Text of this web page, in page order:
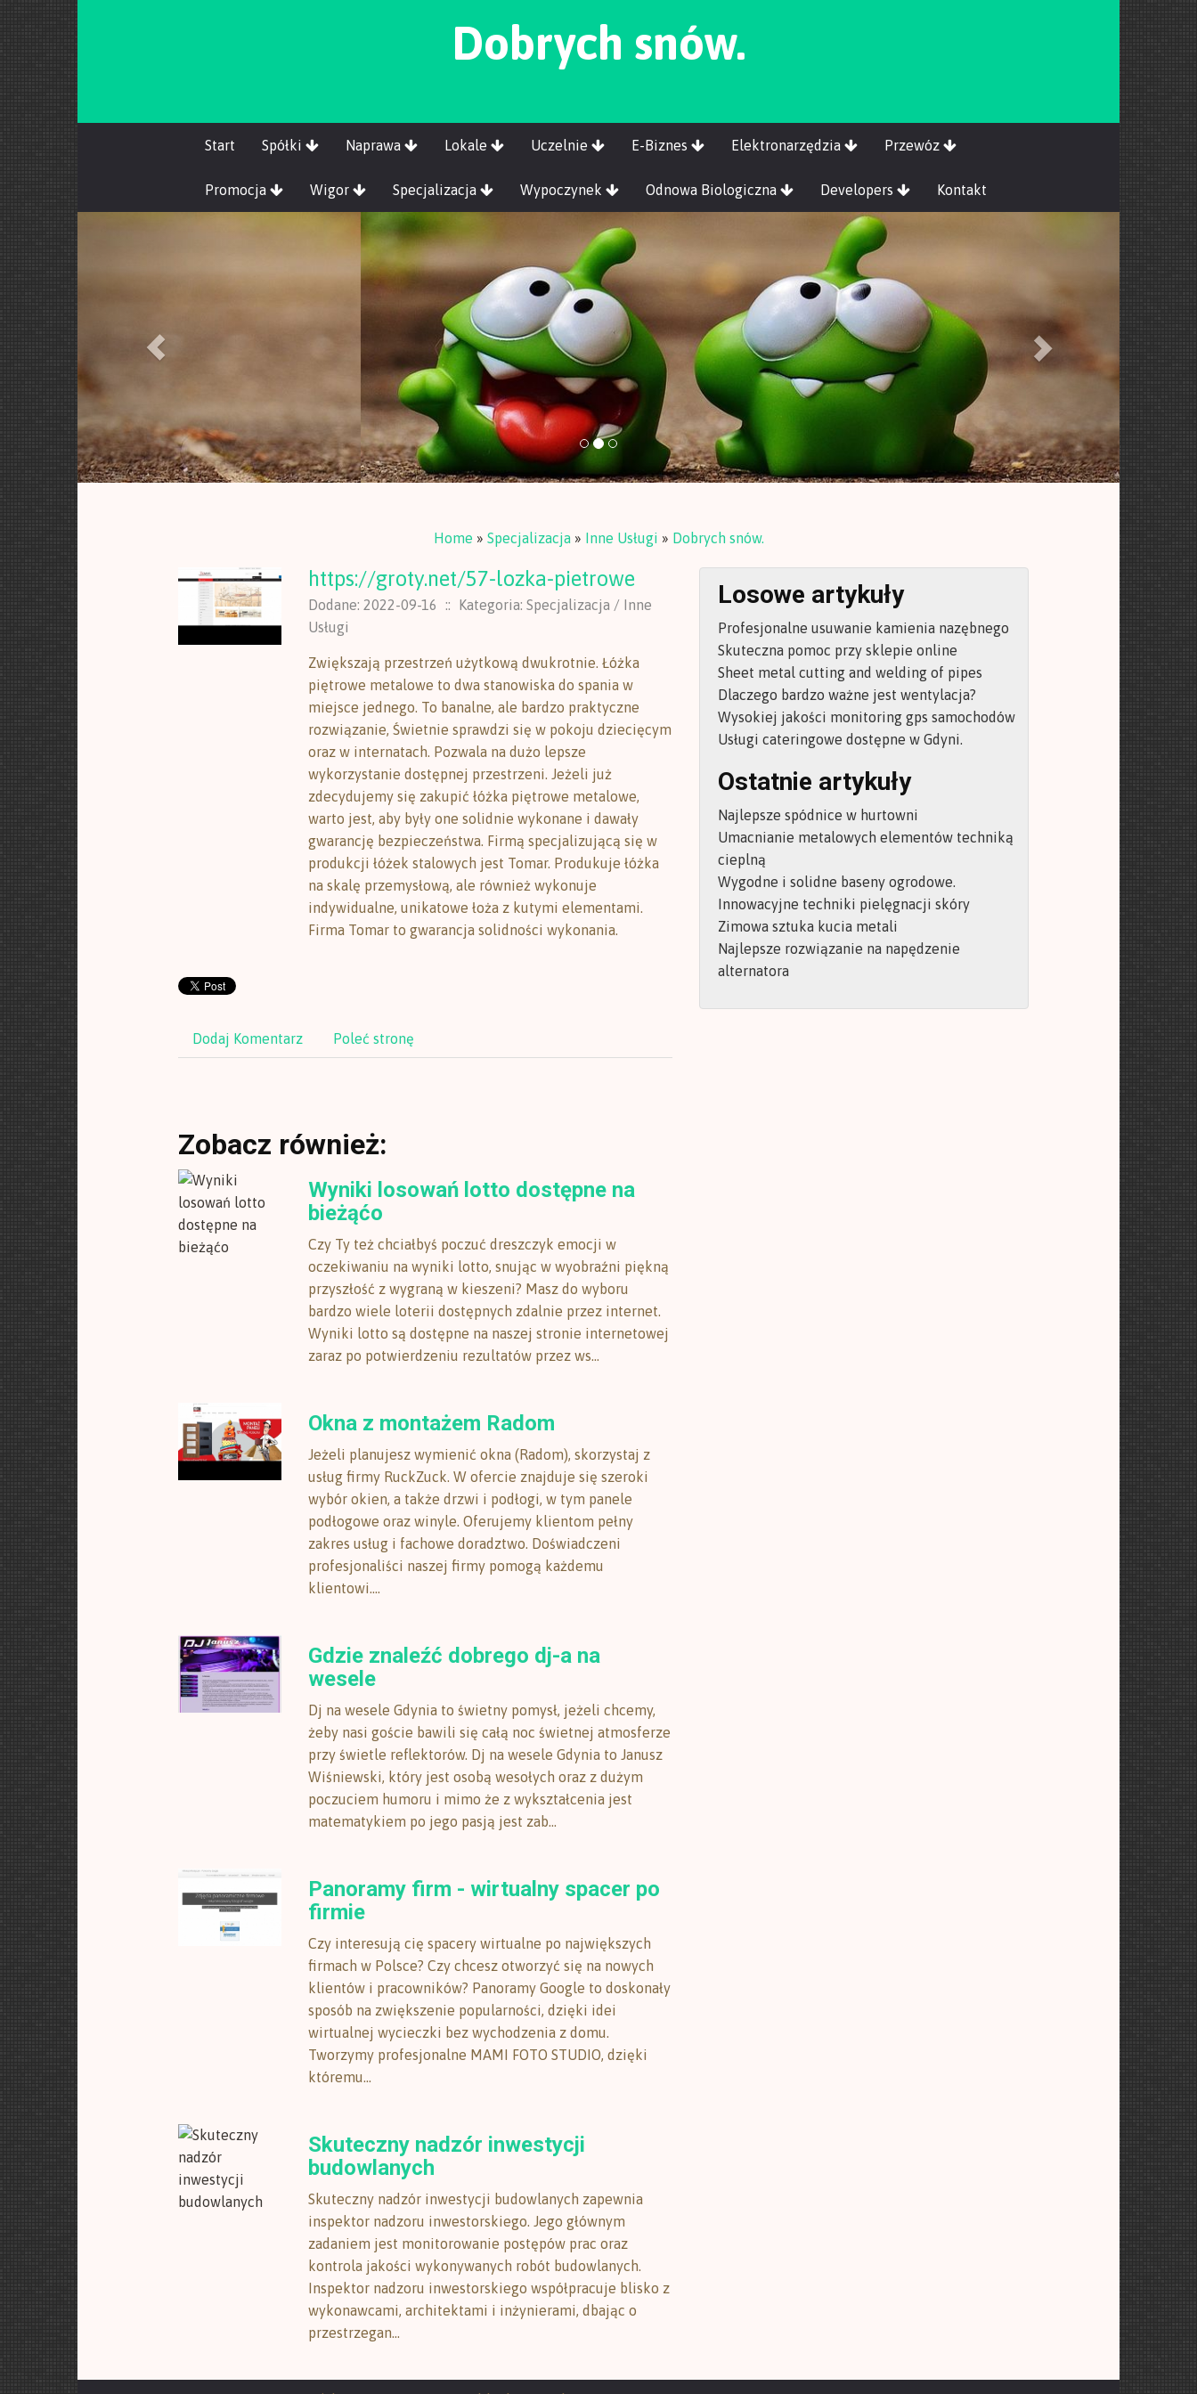
Dobrych snów.
Start Spółki Naprawa Lokale Uczelnie E-Biznes Elektronarzędzia Przewóz
Promocja Wigor Specjalizacja Wypoczynek Odnowa Biologiczna Developers Kontakt
Home » Specjalizacja» Inne Usługi » Dobrych snów.
https://groty.net/57-lozka-pietrowe
Dodane: 2022-09-16 ::
Kategoria: Specjalizacja / Inne
Usługi
Zwiększają przestrzeń użytkową dwukrotnie. Łóżka
piętrowe metalowe to dwa stanowiska do spania w
miejsce jednego. To banalne, ale bardzo praktyczne
rozwiązanie, Świetnie sprawdzi się w pokoju dziecięcym
oraz w internatach. Pozwala na dużo lepsze
wykorzystanie dostępnej przestrzeni. Jeżeli już
zdecydujemy się zakupić łóżka piętrowe metalowe,
warto jest, aby były one solidnie wykonane i dawały
gwarancję bezpieczeństwa. Firmą specjalizującą się w
produkcji łóżek stalowych jest Tomar. Produkuje łóżka
na skalę przemysłową, ale również wykonuje
indywidualne, unikatowe łoża z kutymi elementami.
Firma Tomar to gwarancja solidności wykonania.
Dodaj Komentarz Poleć stronę
Zobacz również:
Wyniki losowań lotto dostępne na
bieżąćo
Czy Ty też chciałbyś poczuć dreszczyk emocji w
oczekiwaniu na wyniki lotto, snując w wyobraźni piękną
przyszłość z wygraną w kieszeni? Masz do wyboru
bardzo wiele loterii dostępnych zdalnie przez internet.
Wyniki lotto są dostępne na naszej stronie internetowej
zaraz po potwierdzeniu rezultatów przez ws...
Okna z montażem Radom
Jeżeli planujesz wymienić okna (Radom), skorzystaj z
usług firmy RuckZuck. W ofercie znajduje się szeroki
wybór okien, a także drzwi i podłogi, w tym panele
podłogowe oraz winyle. Oferujemy klientom pełny
zakres usług i fachowe doradztwo. Doświadczeni
profesjonaliści naszej firmy pomogą każdemu
klientowi....
Gdzie znaleźć dobrego dj-a na
wesele
Dj na wesele Gdynia to świetny pomysł, jeżeli chcemy,
żeby nasi goście bawili się całą noc świetnej atmosferze
przy świetle reflektorów. Dj na wesele Gdynia to Janusz
Wiśniewski, który jest osobą wesołych oraz z dużym
poczuciem humoru i mimo że z wykształcenia jest
matematykiem po jego pasją jest zab...
Panoramy firm - wirtualny spacer po
firmie
Czy interesują cię spacery wirtualne po największych
firmach w Polsce? Czy chcesz otworzyć się na nowych
klientów i pracowników? Panoramy Google to doskonały
sposób na zwiększenie popularności, dzięki idei
wirtualnej wycieczki bez wychodzenia z domu.
Tworzymy profesjonalne MAMI FOTO STUDIO, dzięki
któremu...
Skuteczny nadzór inwestycji
budowlanych
Skuteczny nadzór inwestycji budowlanych zapewnia
inspektor nadzoru inwestorskiego. Jego głównym
zadaniem jest monitorowanie postępów prac oraz
kontrola jakości wykonywanych robót budowlanych.
Inspektor nadzoru inwestorskiego współpracuje blisko z
wykonawcami, architektami i inżynierami, dbając o
przestrzegan...
Losowe artykuły
Profesjonalne usuwanie kamienia nazębnego
Skuteczna pomoc przy sklepie online
Sheet metal cutting and welding of pipes
Dlaczego bardzo ważne jest wentylacja?
Wysokiej jakości monitoring gps samochodów
Usługi cateringowe dostępne w Gdyni.
Ostatnie artykuły
Najlepsze spódnice w hurtowni
Umacnianie metalowych elementów techniką
cieplną
Wygodne i solidne baseny ogrodowe.
Innowacyjne techniki pielęgnacji skóry
Zimowa sztuka kucia metali
Najlepsze rozwiązanie na napędzenie
alternatora